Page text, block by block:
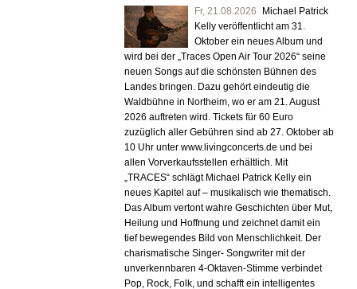
Fr, 21.08.2026
Michael Patrick
Kelly veröffentlicht am 31.
Oktober ein neues Album und
wird bei der „Traces Open Air Tour 2026“ seine
neuen Songs auf die schönsten Bühnen des
Landes bringen. Dazu gehört eindeutig die
Waldbühne in Northeim, wo er am 21. August
2026 auftreten wird. Tickets für 60 Euro
zuzüglich aller Gebühren sind ab 27. Oktober ab
10 Uhr unter www.livingconcerts.de und bei
allen Vorverkaufsstellen erhältlich. Mit
„TRACES“ schlägt Michael Patrick Kelly ein
neues Kapitel auf – musikalisch wie thematisch.
Das Album vertont wahre Geschichten über Mut,
Heilung und Hoffnung und zeichnet damit ein
tief bewegendes Bild von Menschlichkeit. Der
charismatische Singer- Songwriter mit der
unverkennbaren 4-Oktaven-Stimme verbindet
Pop, Rock, Folk, und schafft ein intelligentes